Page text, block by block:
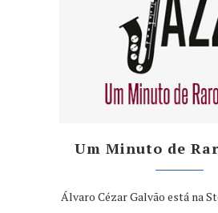
Um Minuto de
Álvaro Cézar Galvão está na